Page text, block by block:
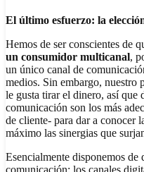
El último esfuerzo: la
Hemos de ser conscientes de
un consumidor multicanal,
un único canal de
medios. Sin embargo, nuestro
le gusta tirar el dinero, así que
comunicación son los más
de cliente- para dar a conocer
máximo las sinergias que
Esencialmente disponemos de
comunicación: los canales